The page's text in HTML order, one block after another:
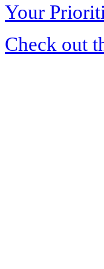
Your
Check out